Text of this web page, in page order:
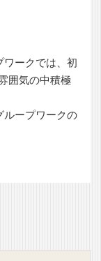
ワークでは、初
囲気の中積極
ループワークの